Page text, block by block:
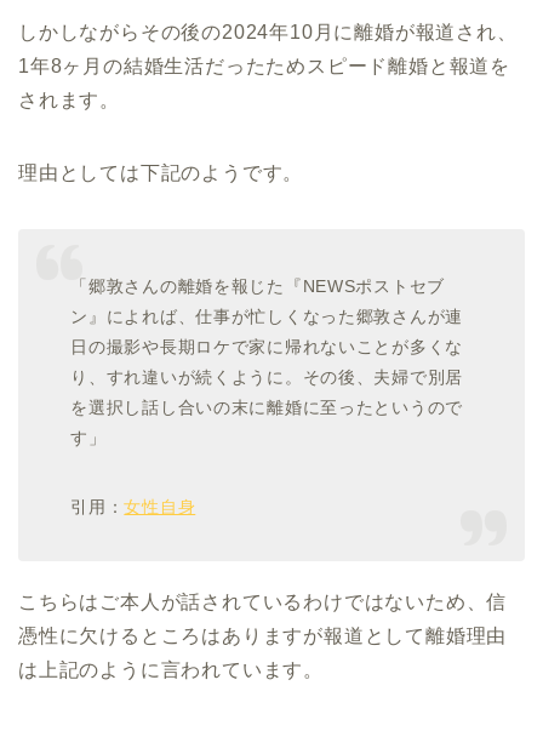
しかしながらその後の2024年10月に離婚が報道され、
1年8ヶ月の結婚生活だったためスピード離婚と報道を
されます。
理由としては下記のようです。
「郷敦さんの離婚を報じた『NEWSポストセブ
ン』によれば、仕事が忙しくなった郷敦さんが連
日の撮影や長期ロケで家に帰れないことが多くな
り、すれ違いが続くように。その後、夫婦で別居
を選択し話し合いの末に離婚に至ったというので
す」
引用：女性自身
こちらはご本人が話されているわけではないため、信
憑性に欠けるところはありますが報道として離婚理由
は上記のように言われています。